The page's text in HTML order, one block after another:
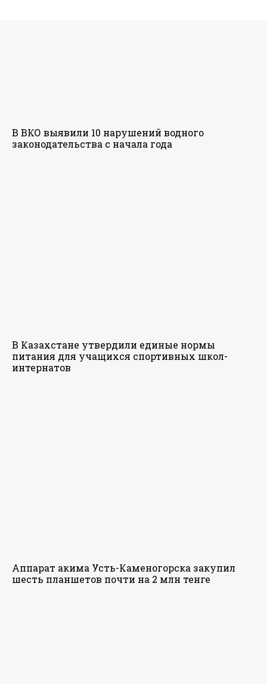
В ВКО выявили 10 нарушений водного
законодательства с начала года
В Казахстане утвердили единые нормы
питания для учащихся спортивных школ-
интернатов
Аппарат акима Усть-Каменогорска закупил
шесть планшетов почти на 2 млн тенге